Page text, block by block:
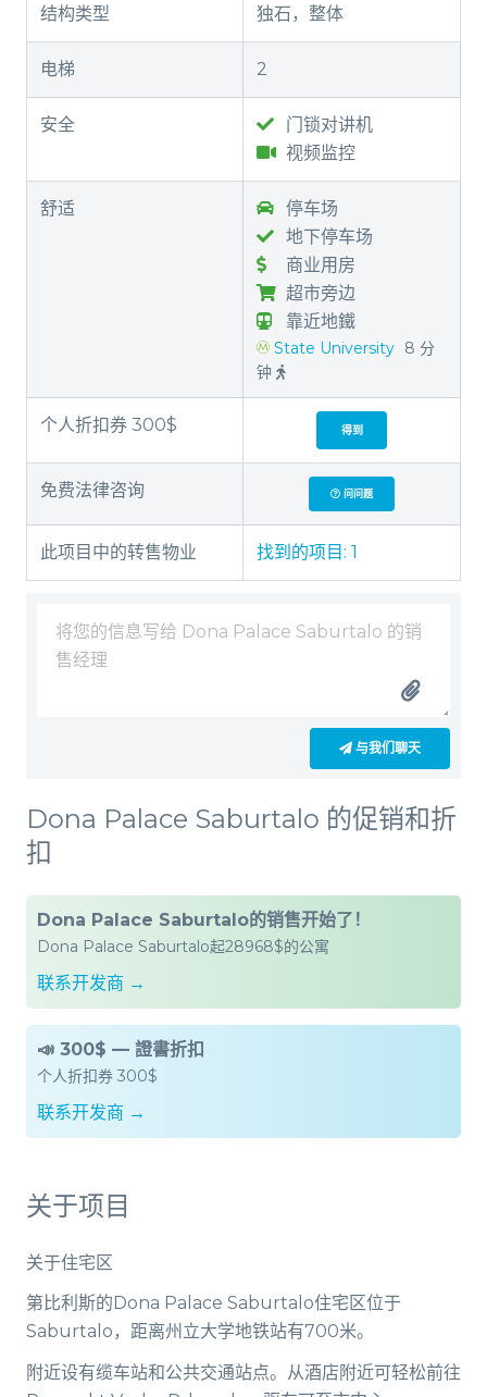
结构类型 独石，整体
电梯 2
安全
门锁对讲机
视频监控
舒适
停车场
地下停车场
商业用房
超市旁边
靠近地鐵
State University 8 分
钟
个人折扣券 300$ 得到
免费法律咨询 问问题
此项目中的转售物业 找到的项目: 1
与我们聊天
Dona Palace Saburtalo 的促销和折
扣
Dona Palace Saburtalo的销售开始了！
Dona Palace Saburtalo起28968$的公寓
联系开发商 →
📣 300$ — 證書折扣
个人折扣券 300$
联系开发商 →
关于项目
关于住宅区
第比利斯的Dona Palace Saburtalo住宅区位于
Saburtalo，距离州立大学地铁站有700米。
附近设有缆车站和公共交通站点。从酒店附近可轻松前往